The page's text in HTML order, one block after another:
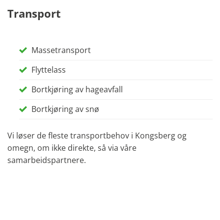
Transport
Massetransport
Flyttelass
Bortkjøring av hageavfall
Bortkjøring av snø
Vi løser de fleste transportbehov i Kongsberg og
omegn, om ikke direkte, så via våre
samarbeidspartnere.